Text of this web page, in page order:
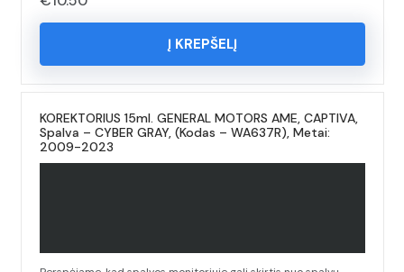
Į KREPŠELĮ
KOREKTORIUS 15ml. GENERAL MOTORS AME, CAPTIVA,
Spalva – CYBER GRAY, (Kodas – WA637R), Metai:
2009-2023